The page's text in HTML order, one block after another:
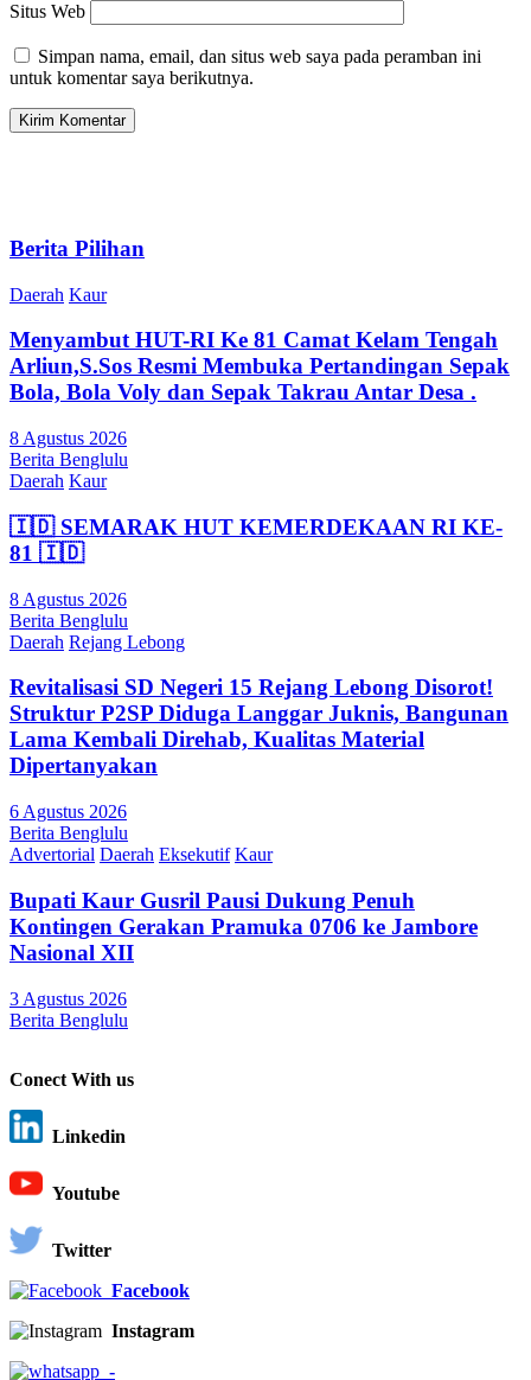
Situs Web
Simpan nama, email, dan situs web saya pada peramban ini
untuk komentar saya berikutnya.
Berita Pilihan
Daerah Kaur
Menyambut HUT-RI Ke 81 Camat Kelam Tengah
Arliun,S.Sos Resmi Membuka Pertandingan Sepak
Bola, Bola Voly dan Sepak Takrau Antar Desa .
8 Agustus 2026
Berita Benglulu
Daerah Kaur
🇮🇩 SEMARAK HUT KEMERDEKAAN RI KE-
81 🇮🇩
8 Agustus 2026
Berita Benglulu
Daerah Rejang Lebong
Revitalisasi SD Negeri 15 Rejang Lebong Disorot!
Struktur P2SP Diduga Langgar Juknis, Bangunan
Lama Kembali Direhab, Kualitas Material
Dipertanyakan
6 Agustus 2026
Berita Benglulu
Advertorial Daerah Eksekutif Kaur
Bupati Kaur Gusril Pausi Dukung Penuh
Kontingen Gerakan Pramuka 0706 ke Jambore
Nasional XII
3 Agustus 2026
Berita Benglulu
Conect With us
Linkedin
Youtube
Twitter
Facebook
Instagram
-